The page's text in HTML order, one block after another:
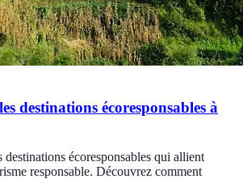
destinations écoresponsables à
écoresponsables qui allient
responsable. Découvrez comment